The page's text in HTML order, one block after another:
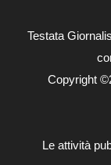
Testata
Copyright
Le attività